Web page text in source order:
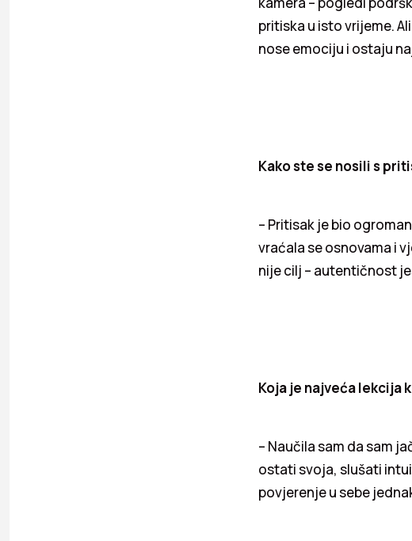
pritiska u isto vrijeme.
nose emociju i ostaju
Kako ste se nosili s
– Pritisak je bio
vraćala se osnovama i
nije cilj – autentičnost
Koja je najveća lekcija
– Naučila sam da sam
ostati svoja, slušati
povjerenje u sebe